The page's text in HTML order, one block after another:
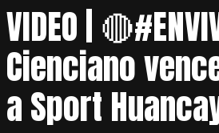
VIDEO |
Cienciano
a Sport